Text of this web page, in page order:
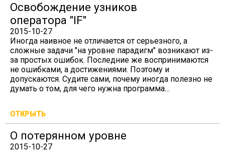
Освобождение узников
оператора "IF"
2015-10-27
Иногда наивное не отличается от серьезного, а
сложные задачи "на уровне парадигм" возникают из-
за простых ошибок. Последние же воспринимаются
не ошибками, а достижениями. Поэтому и
допускаются. Судите сами, почему иногда полезно не
думать о том, для чего нужна программа…
ОТКРЫТЬ
О потерянном уровне
2015-10-27